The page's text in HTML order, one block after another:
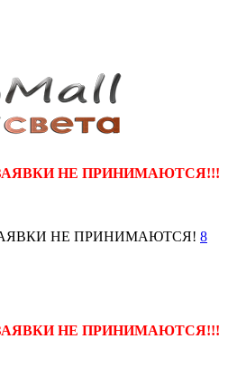
НЕ ПРИНИМАЮТСЯ!!!
НЕ ПРИНИМАЮТСЯ! 8
НЕ ПРИНИМАЮТСЯ!!!